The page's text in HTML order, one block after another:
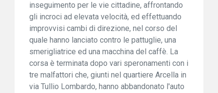
inseguimento per le vie cittadine, affrontando
gli incroci ad elevata velocità, ed effettuando
improvvisi cambi di direzione, nel corso del
quale hanno lanciato contro le pattuglie, una
smerigliatrice ed una macchina del caffè. La
corsa è terminata dopo vari speronamenti con i
tre malfattori che, giunti nel quartiere Arcella in
via Tullio Lombardo, hanno abbandonato l'auto